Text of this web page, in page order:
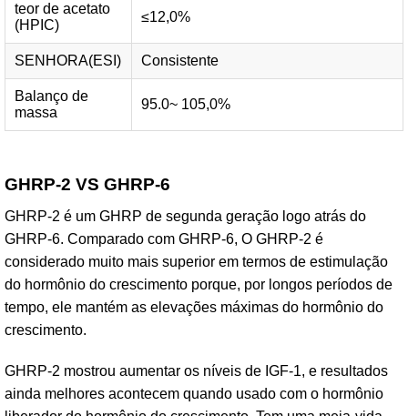
teor de acetato
(HPIC)
≤12,0%
SENHORA(ESI) Consistente
Balanço de
massa
95.0~ 105,0%
GHRP-2 VS GHRP-6
GHRP-2 é um GHRP de segunda geração logo atrás do
GHRP-6. Comparado com GHRP-6, O GHRP-2 é
considerado muito mais superior em termos de estimulação
do hormônio do crescimento porque, por longos períodos de
tempo, ele mantém as elevações máximas do hormônio do
crescimento.
GHRP-2 mostrou aumentar os níveis de IGF-1, e resultados
ainda melhores acontecem quando usado com o hormônio